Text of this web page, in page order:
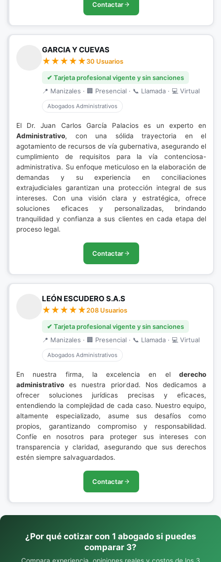
Contactar
GARCIA Y CUEVAS
30 Usuarios
✔ Tarjeta profesional vigente y sin sanciones
📍 Manizales · 🏢 Presencial · 📞 Llamada · 💻 Virtual
Abogados Administrativos
El Dr. Juan Carlos García Palacios es un experto en
Administrativo, con una sólida trayectoria en el
agotamiento de recursos de vía gubernativa, asegurando el
cumplimiento de requisitos para la vía contenciosa-
administrativa. Su enfoque meticuloso en la elaboración de
demandas y su experiencia en conciliaciones
extrajudiciales garantizan una protección integral de sus
intereses. Con una visión clara y estratégica, ofrece
soluciones eficaces y personalizadas, brindando
tranquilidad y confianza a sus clientes en cada etapa del
proceso legal.
Contactar
LEÓN ESCUDERO S.A.S
208 Usuarios
✔ Tarjeta profesional vigente y sin sanciones
📍 Manizales · 🏢 Presencial · 📞 Llamada · 💻 Virtual
Abogados Administrativos
En nuestra firma, la excelencia en el derecho
administrativo es nuestra prioridad. Nos dedicamos a
ofrecer soluciones jurídicas precisas y eficaces,
entendiendo la complejidad de cada caso. Nuestro equipo,
altamente especializado, asume sus desafíos como
propios, garantizando compromiso y responsabilidad.
Confíe en nosotros para proteger sus intereses con
transparencia y claridad, asegurando que sus derechos
estén siempre salvaguardados.
Contactar
¿Por qué cotizar con 1 abogado si puedes
comparar 3?